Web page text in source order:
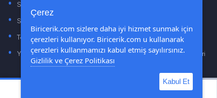
Sinema
. Sözler
. Teknoloji Haberleri . Yaşam
. Yazılım Haberleri . Yiyecek Önerileri ve Tarifleri
Çerez
Biricerik.com sizlere daha iyi hizmet sunmak için
çerezleri kullanıyor. Biricerik.com u kullanarak
çerezleri kullanmamızı kabul etmiş sayılırsınız.
Gizlilik ve Çerez Politikası
Kabul Et